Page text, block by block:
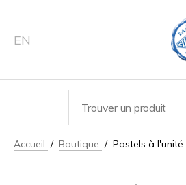
EN
Accueil / Boutique / Pastels à l'unité